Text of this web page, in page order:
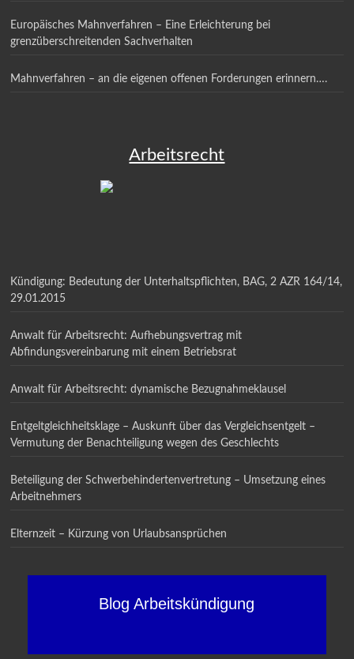
Europäisches Mahnverfahren – Eine Erleichterung bei
grenzüberschreitenden Sachverhalten
Mahnverfahren – an die eigenen offenen Forderungen erinnern….
Arbeitsrecht
Kündigung: Bedeutung der Unterhaltspflichten, BAG, 2 AZR 164/14,
29.01.2015
Anwalt für Arbeitsrecht: Aufhebungsvertrag mit
Abfindungsvereinbarung mit einem Betriebsrat
Anwalt für Arbeitsrecht: dynamische Bezugnahmeklausel
Entgeltgleichheitsklage – Auskunft über das Vergleichsentgelt –
Vermutung der Benachteiligung wegen des Geschlechts
Beteiligung der Schwerbehindertenvertretung – Umsetzung eines
Arbeitnehmers
Elternzeit – Kürzung von Urlaubsansprüchen
Blog Arbeitskündigung